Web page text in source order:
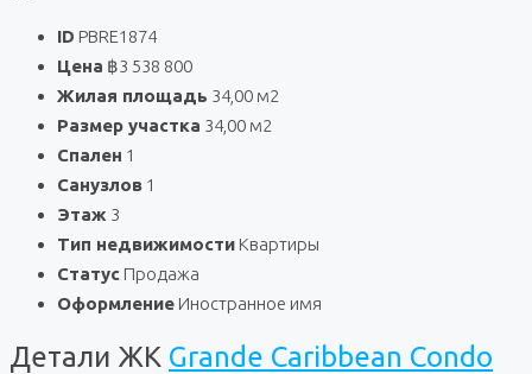
ID PBRE1874
Цена ฿3 538 800
Жилая площадь 34,00 м2
Размер участка 34,00 м2
Спален 1
Санузлов 1
Этаж 3
Тип недвижимости Квартиры
Статус Продажа
Оформление Иностранное имя
Детали ЖК Grande Caribbean Condo